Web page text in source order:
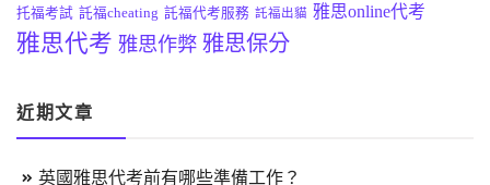
托福考試 託福cheating 託福代考服務 託福出貓 雅思online代考
雅思代考 雅思作弊 雅思保分
近期文章
英國雅思代考前有哪些準備工作？